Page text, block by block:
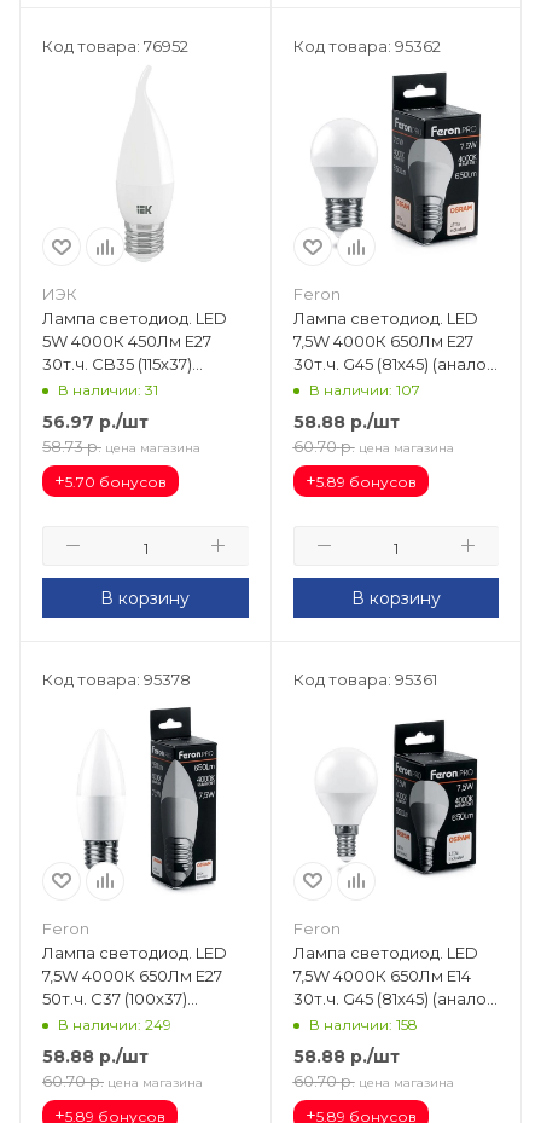
Код товара: 76952
ИЭК
Лампа светодиод. LED
5W 4000К 450Лм Е27
30т.ч. CB35 (115х37)
(аналог 45W) ECO свеча
40-E27
В наличии: 31
56.97 р./шт
58.73 р. цена магазина
+5.70 бонусов
В корзину
Код товара: 95362
Feron
Лампа светодиод. LED
7,5W 4000К 650Лм Е27
30т.ч. G45 (81х45) (аналог
60W) шар LB-1407
OSRAM LED 38075
В наличии: 107
58.88р./шт
60.70 р. цена магазина
+5.89 бонусов
В корзину
Код товара: 95378
Feron
Лампа светодиод. LED
7,5W 4000К 650Лм Е27
50т.ч. C37 (100х37)
(аналог 60W) свеча LB-
1307 OSRAM LED 38057
В наличии: 249
58.88 р./шт
60.70 р. цена магазина
+5.89 бонусов
Код товара: 95361
Feron
Лампа светодиод. LED
7,5W 4000К 650Лм Е14
30т.ч. G45 (81х45) (аналог
60W) шар LB-1407
OSRAM LED 38072
В наличии: 158
58.88р./шт
60.70 р. цена магазина
+5.89 бонусов